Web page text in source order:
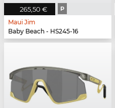
265,50 € P
Maui Jim
Baby Beach - HS245-16